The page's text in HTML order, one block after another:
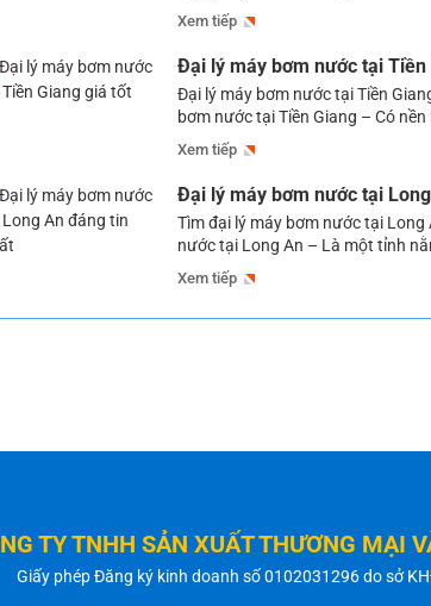
thành một trong những vật dụng
đình, cơ quan, công ty, […]
Xem tiếp
Đại lý máy bơm nước tại Tiền
Đại lý máy bơm nước tại Tiền
bơm nước tại Tiền Giang – Có
cùng với một lượng dân cư tập
máy bơm nước ở Tiền […]
Xem tiếp
Đại lý máy bơm nước tại
Tìm đại lý máy bơm nước tại
nước tại Long An – Là một tỉnh
Nam bộ, nên nhu cầu sử dụng
nhằm đảm bảo nguồn nước ổn […]
Xem tiếp
TY TNHH SẢN XUẤT THƯƠNG MẠI
Giấy phép Đăng ký kinh doanh số 0102031296 do sở